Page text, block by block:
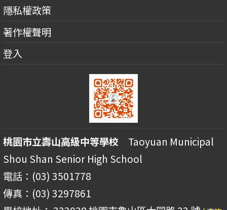
隱私權政策
著作權聲明
登入
桃園市立壽山高級中等學校 Taoyuan Municipal
Shou Shan Senior High School
電話：(03) 3501778
傳真：(03) 3297861